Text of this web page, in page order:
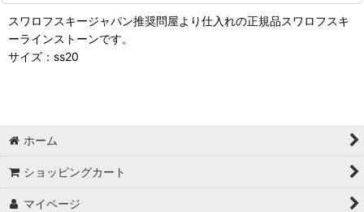
スワロフスキージャパン推奨問屋より仕入れの正規品スワロフスキ
ーラインストーンです。
サイズ：ss20
ホーム
ショッピングカート
マイページ